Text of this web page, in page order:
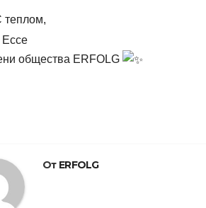
теплом,
Ессе
общества ERFOLG
От ERFOLG